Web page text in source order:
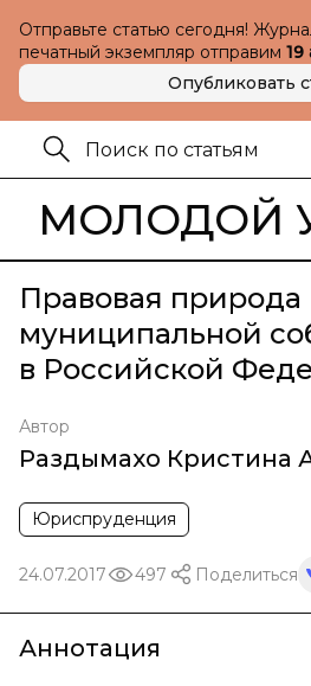
Отправьте статью сегодня!
печатный экземпляр отправим 19
Опубликовать
МОЛОДОЙ
Правовая природа
муниципальной
в Российской
Автор
Раздымахо Кристина
Юриспруденция
24.07.2017 497 Поделиться
Аннотация